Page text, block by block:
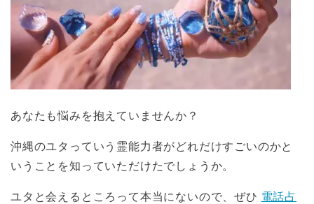
あなたも悩みを抱えていませんか？
沖縄のユタっていう霊能力者がどれだけすごいのかと
いうことを知っていただけたでしょうか。
ユタと会えるところって本当にないので、ぜひ 電話占